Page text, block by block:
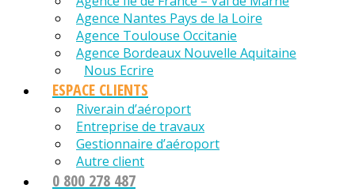
Agence Nantes Pays de la Loire
Agence Toulouse Occitanie
Agence Bordeaux Nouvelle Aquitaine
Nous Ecrire
ESPACE CLIENTS
Riverain d’aéroport
Entreprise de travaux
Gestionnaire d’aéroport
Autre client
0 800 278 487